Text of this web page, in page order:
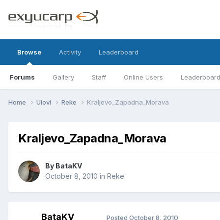
Browse
Forums Gallery Staff Online Users Leaderboard
Activity Leaderboard
Home Ulovi Reke Kraljevo_Zapadna_Morava
Kraljevo_Zapadna_Morava
By BataKV
October 8, 2010 in Reke
BataKV Posted October 8, 2010